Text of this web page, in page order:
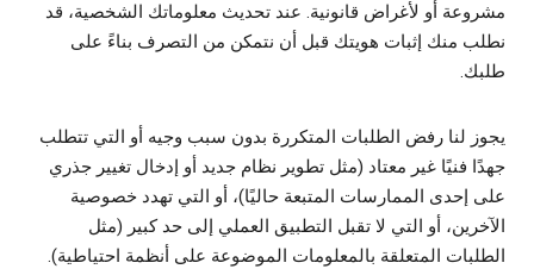
مشروعة أو لأغراض قانونية. عند تحديث معلوماتك الشخصية، قد
نطلب منك إثبات هويتك قبل أن نتمكن من التصرف بناءً على
طلبك.
يجوز لنا رفض الطلبات المتكررة بدون سبب وجيه أو التي تتطلب
جهدًا فنيًا غير معتاد (مثل تطوير نظام جديد أو إدخال تغيير جذري
على إحدى الممارسات المتبعة حاليًا)، أو التي تهدد خصوصية
الآخرين، أو التي لا تقبل التطبيق العملي إلى حد كبير (مثل
الطلبات المتعلقة بالمعلومات الموضوعة على أنظمة احتياطية).